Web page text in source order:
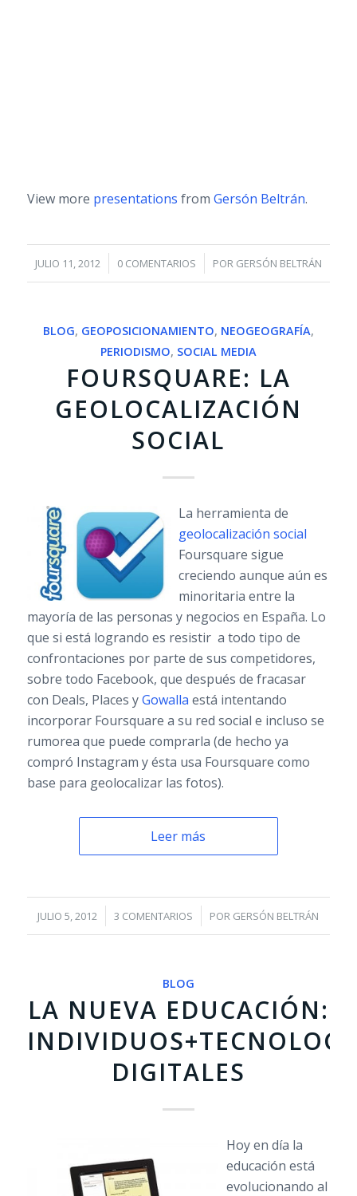
View more presentations from Gersón Beltrán.
JULIO 11, 2012
/ 0 COMENTARIOS
/ POR GERSÓN BELTRÁN
BLOG, GEOPOSICIONAMIENTO, NEOGEOGRAFÍA,
PERIODISMO, SOCIAL MEDIA
FOURSQUARE: LA
GEOLOCALIZACIÓN
SOCIAL
La herramienta de
geolocalización social
Foursquare sigue
creciendo aunque aún es
minoritaria entre la
mayoría de las personas y negocios en España. Lo
que si está logrando es resistir a todo tipo de
confrontaciones por parte de sus competidores,
sobre todo Facebook, que después de fracasar
con Deals, Places yGowalla está intentando
incorporar Foursquare a su red social e incluso se
rumorea que puede comprarla (de hecho ya
compró Instagram y ésta usa Foursquare como
base para geolocalizar las fotos).
Leer más
JULIO 5, 2012
/ 3 COMENTARIOS
/ POR GERSÓN BELTRÁN
BLOG
LA NUEVA EDUCACIÓN:
DIGITALES
Hoy en día la
educación está
evolucionando al